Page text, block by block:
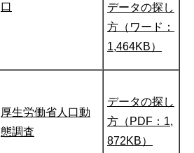
口
データの探し
方（ワード：
1,464KB）
厚生労働省人口動
態調査
データの探し
方（PDF：1,
872KB）